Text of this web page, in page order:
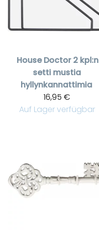
House Doctor 2 kpl:n
setti mustia
hyllynkannattimia
16,95 €
Auf Lager verfügbar